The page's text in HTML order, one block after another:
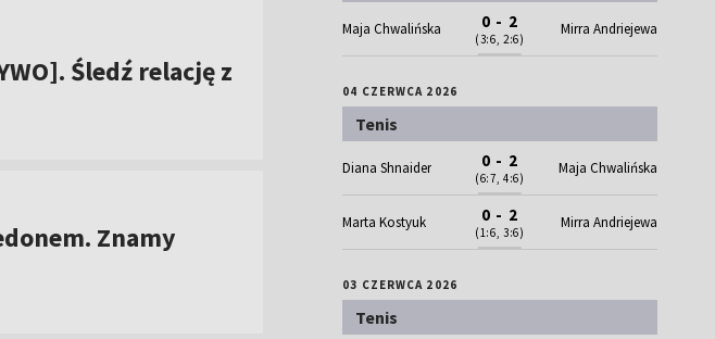
Śledź relację z
Znamy
Maja Chwalińska 0 - 2
(3:6, 2:6)
Mirra Andriejewa
04 CZERWCA 2026
Tenis
Diana Shnaider 0 - 2
(6:7, 4:6)
Maja Chwalińska
Marta Kostyuk 0 - 2
(1:6, 3:6)
Mirra Andriejewa
03 CZERWCA 2026
Tenis